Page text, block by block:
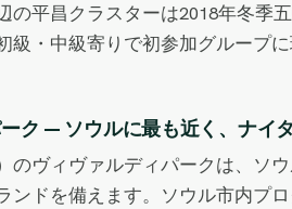
の平昌クラスターは2018年冬季
級・中級寄りで初参加グループ
ク — ソウルに最も近く、ナイ
のヴィヴァルディパークは、ソ
ンドを備えます。ソウル市内プ